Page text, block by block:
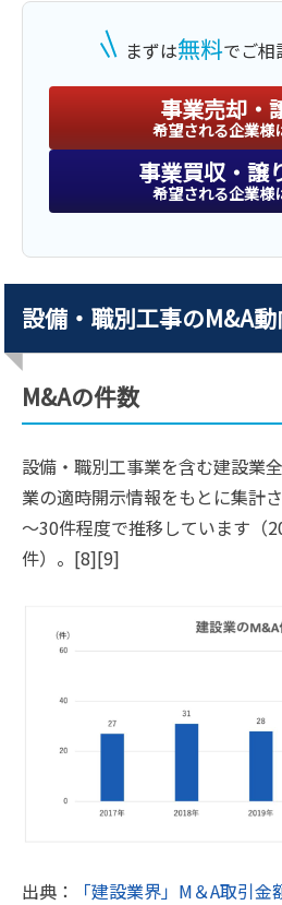
まずは無料でご相
事業売却・
希望される企業様
事業買収・譲
希望される企業様
設備・職別工事のM&A動
M&Aの件数
設備・職別工事業を含む建設業
業の適時開示情報をもとに集計
～30件程度で推移しています（
件）。[8][9]
出典：
「建設業界」M＆A取引